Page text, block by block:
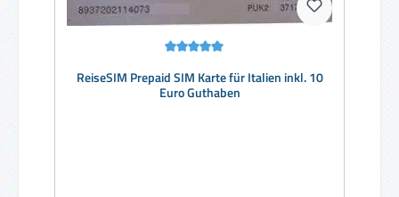
ReiseSIM Prepaid SIM Karte für Italien inkl. 10
Euro Guthaben